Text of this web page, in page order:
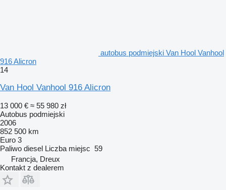
autobus podmiejski Van Hool Vanhool
916 Alicron
14
Van Hool Vanhool 916 Alicron
13 000 € ≈ 55 980 zł
Autobus podmiejski
2006
852 500 km
Euro 3
Paliwo diesel Liczba miejsc 59
Francja, Dreux
Kontakt z dealerem